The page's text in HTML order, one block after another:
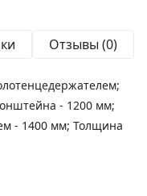
Отзывы (0)
- 1200 мм;
- 1400 мм; Толщина